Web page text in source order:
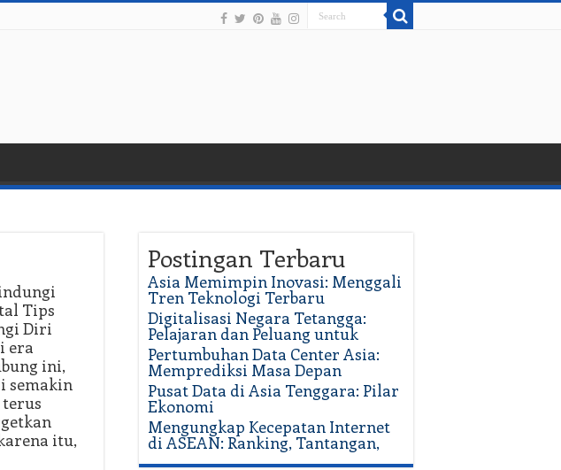
Tips
Diri
era
ini,
semakin
itu,
Postingan Terbaru
Asia Memimpin Inovasi: Menggali
Tren Teknologi Terbaru
Digitalisasi Negara Tetangga:
Pelajaran dan Peluang untuk
Pertumbuhan Data Center Asia:
Memprediksi Masa Depan
Pusat Data di Asia Tenggara: Pilar
Ekonomi
Mengungkap Kecepatan Internet
di ASEAN: Ranking, Tantangan,